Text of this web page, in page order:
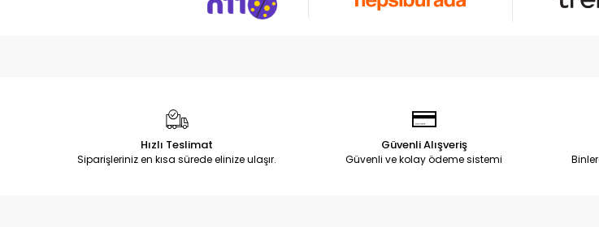
Hızlı Teslimat
Siparişleriniz en kısa sürede elinize ulaşır.
Güvenli Alışveriş
Güvenli ve kolay ödeme sistemi